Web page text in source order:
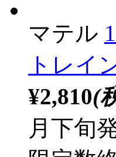
マテル
トレイ
¥2,810(
月下旬